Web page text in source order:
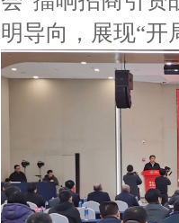
明导向，展现“开